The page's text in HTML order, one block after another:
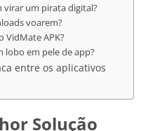
virar um pirata digital?
voarem?
VidMate APK?
lobo em pele de app?
entre os aplicativos
Solução